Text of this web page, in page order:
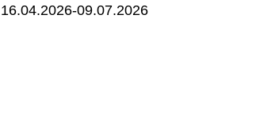
16.04.2026-09.07.2026